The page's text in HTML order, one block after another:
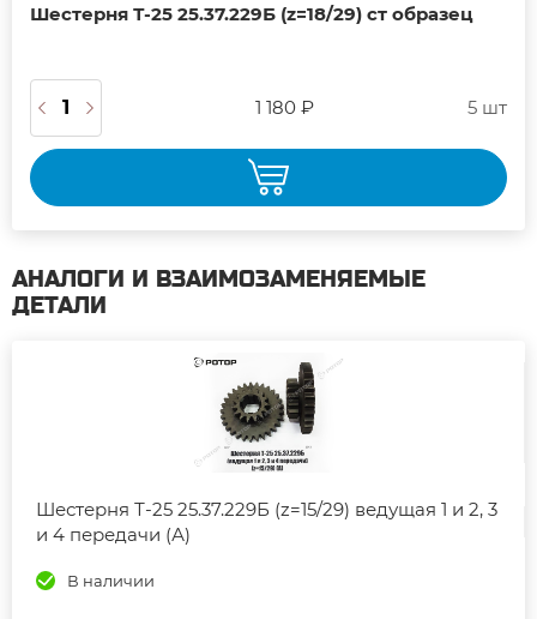
Шестерня Т-25 25.37.229Б (z=18/29) ст образец
1 180 ₽ 5 шт
АНАЛОГИ И ВЗАИМОЗАМЕНЯЕМЫЕ
ДЕТАЛИ
Шестерня Т-25 25.37.229Б (z=15/29) ведущая 1 и 2, 3
и 4 передачи (А)
В наличии